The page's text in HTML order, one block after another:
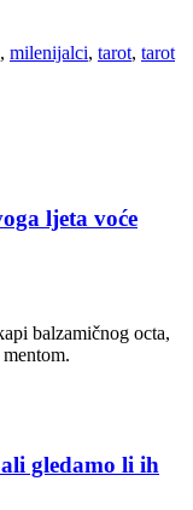
, milenijalci, tarot, tarot
ljeta voće
balzamičnog octa,
gledamo li ih